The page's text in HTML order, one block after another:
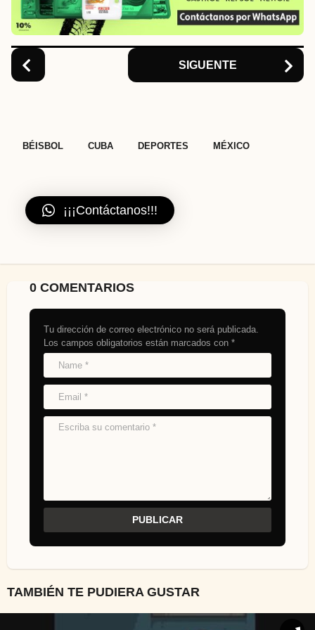
o
n
SIGUENTE
BÉISBOL CUBA DEPORTES MÉXICO
¡¡¡Contáctanos!!!
0 COMENTARIOS
Tu dirección de correo electrónico no será publicada.
Los campos obligatorios están marcados con *
TAMBIÉN TE PUDIERA GUSTAR